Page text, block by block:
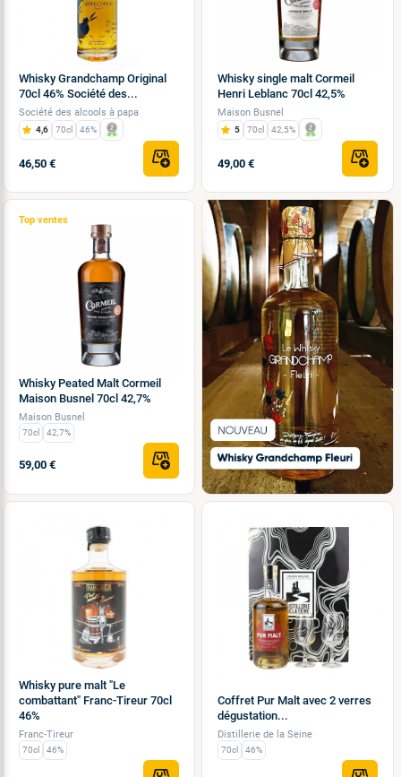
Whisky Grandchamp Original
70cl 46% Société des...
Société des alcools à papa
4,6 70cl 46%
46,50 €
Whisky single malt Cormeil
Henri Leblanc 70cl 42,5%
Maison Busnel
5 70cl 42,5%
49,00 €
Top ventes
Whisky Peated Malt Cormeil
Maison Busnel 70cl 42,7%
Maison Busnel
70cl 42,7%
59,00 €
Whisky pure malt "Le
combattant" Franc-Tireur 70cl
46%
Franc-Tireur
70cl 46%
Coffret Pur Malt avec 2 verres
dégustation...
Distillerie de la Seine
70cl 46%